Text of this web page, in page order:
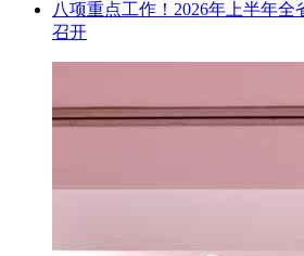
八项重点工作！2026年上半年
召开